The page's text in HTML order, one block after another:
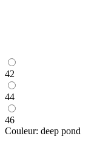
42
44
46
Couleur: deep pond